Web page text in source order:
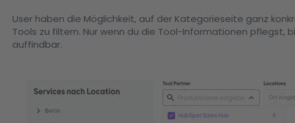
User haben die Möglichkeit, auf der Kategorieseite ganz
Tools zu filtern. Nur wenn du die Tool-Informationen pflegst,
auffindbar.